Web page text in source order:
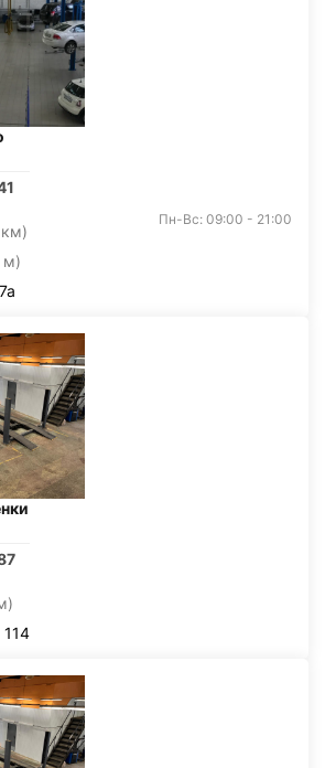
м)
Пн-Вс: 09:00 - 21:00
114